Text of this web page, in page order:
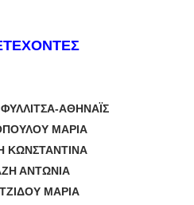
ΑΘΗΝΑΪΣ
ΜΑΡΙΑ
ΚΩΝΣΤΑΝΤΙΝΑ
ΑΝΤΩΝΙΑ
ΜΑΡΙΑ